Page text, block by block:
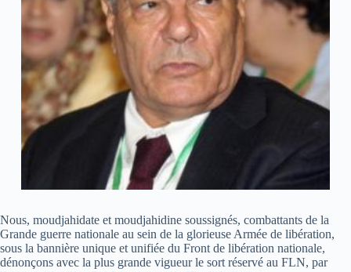
Nous, moudjahidate et moudjahidine soussignés, combattants de la
Grande guerre nationale au sein de la glorieuse Armée de libération,
sous la bannière unique et unifiée du Front de libération nationale,
dénonçons avec la plus grande vigueur le sort réservé au FLN, par